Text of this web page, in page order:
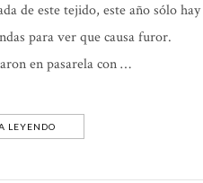
de este tejido, este año sólo hay
para ver que causa furor.
en pasarela con …
LEYENDO